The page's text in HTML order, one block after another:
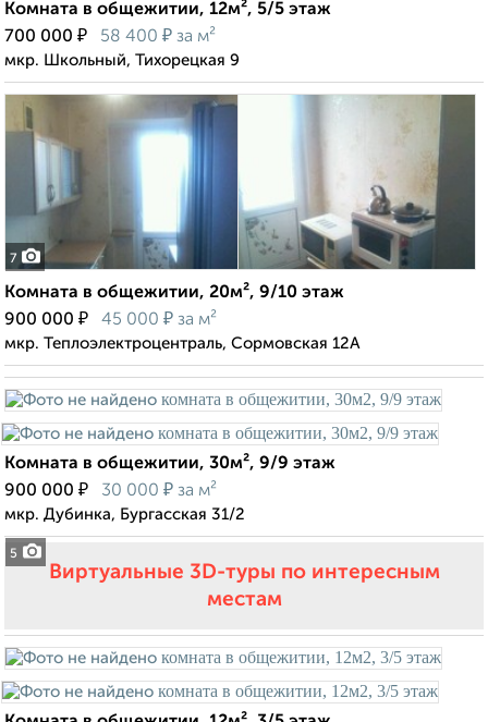
Комната в общежитии, 12м², 5/5 этаж
700 000 ₽ 58 400 ₽ за м²
мкр. Школьный, Тихорецкая 9
7
Комната в общежитии, 20м², 9/10 этаж
900 000 ₽ 45 000 ₽ за м²
мкр. Теплоэлектроцентраль, Сормовская 12А
5
Комната в общежитии, 30м², 9/9 этаж
900 000 ₽ 30 000 ₽ за м²
мкр. Дубинка, Бургасская 31/2
Виртуальные 3D-туры по интересным
местам